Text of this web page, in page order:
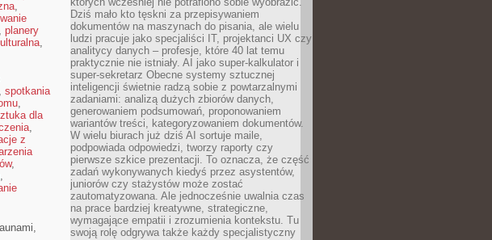
,
, planery
,
, spotkania
,
dla
,
z
,
,
Dziś mało kto tęskni za przepisywaniem
dokumentów na maszynach do pisania, ale wielu
ludzi pracuje jako specjaliści IT, projektanci UX czy
analitycy danych – profesje, które 40 lat temu
praktycznie nie istniały. AI jako super-kalkulator i
super-sekretarz Obecne systemy sztucznej
inteligencji świetnie radzą sobie z powtarzalnymi
zadaniami: analizą dużych zbiorów danych,
generowaniem podsumowań, proponowaniem
wariantów treści, kategoryzowaniem dokumentów.
W wielu biurach już dziś AI sortuje maile,
podpowiada odpowiedzi, tworzy raporty czy
pierwsze szkice prezentacji. To oznacza, że część
zadań wykonywanych kiedyś przez asystentów,
juniorów czy stażystów może zostać
zautomatyzowana. Ale jednocześnie uwalnia czas
na prace bardziej kreatywne, strategiczne,
wymagające empatii i zrozumienia kontekstu. Tu
swoją rolę odgrywa także każdy specjalistyczny